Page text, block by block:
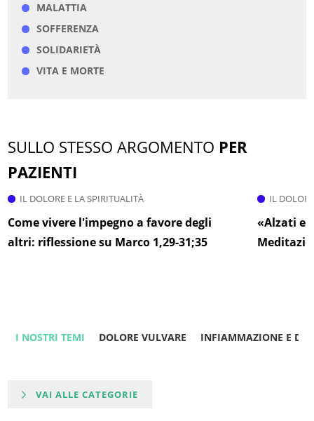
MALATTIA
SOFFERENZA
SOLIDARIETÀ
VITA E MORTE
SULLO STESSO ARGOMENTO PER
PAZIENTI
IL DOLORE E LA SPIRITUALITÀ
Come vivere l'impegno a favore degli
altri: riflessione su Marco 1,29-31;35
IL
«Alzati e
I NOSTRI TEMI DOLORE VULVARE INFIAMMAZIONE E
VAI ALLE CATEGORIE